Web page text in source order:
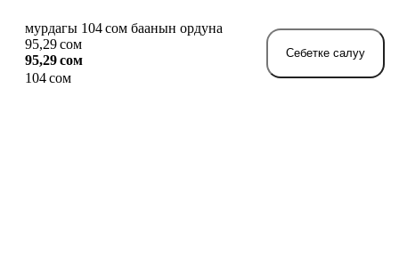
мурдагы 104 сом баанын ордуна
95,29 сом
95,29 сом
104 сом
Себетке салуу